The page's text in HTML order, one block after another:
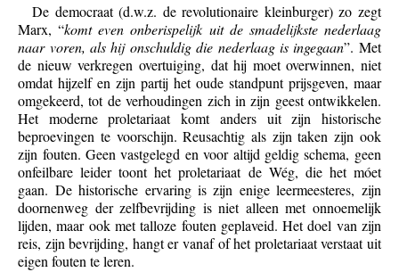
De democraat (d.w.z. de revolutionaire kleinburger) zo zegt
Marx, “komt even onberispelijk uit de smadelijkste nederlaag
naar voren, als hij onschuldig die nederlaag is ingegaan”. Met
de nieuw verkregen overtuiging, dat hij moet overwinnen, niet
omdat hijzelf en zijn partij het oude standpunt prijsgeven, maar
omgekeerd, tot de verhoudingen zich in zijn geest ontwikkelen.
Het moderne proletariaat komt anders uit zijn historische
beproevingen te voorschijn. Reusachtig als zijn taken zijn ook
zijn fouten. Geen vastgelegd en voor altijd geldig schema, geen
onfeilbare leider toont het proletariaat de Wég, die het móet
gaan. De historische ervaring is zijn enige leermeesteres, zijn
doornenweg der zelfbevrijding is niet alleen met onnoemelijk
lijden, maar ook met talloze fouten geplaveid. Het doel van zijn
reis, zijn bevrijding, hangt er vanaf of het proletariaat verstaat uit
eigen fouten te leren.